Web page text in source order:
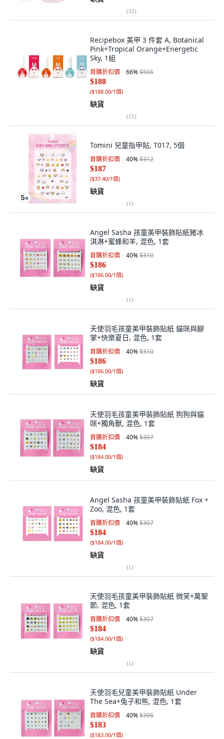
(32)
Recipebox 美甲 3 件套 A, Botanical
Pink+Tropical Orange+Energetic
Sky, 1組
首購折扣價 66%$556
$188
($188.00/1個)
缺貨
(15)
Tomini 兒童指甲貼, T017, 5個
首購折扣價 40%$312
$187
($37.40/1個)
缺貨
(1)
Angel Sasha 孩童美甲裝飾貼紙豬冰
淇淋+蜜蜂和羊, 混色, 1套
首購折扣價 40%$310
$186
($186.00/1個)
缺貨
(1)
天使羽毛孩童美甲裝飾貼紙 貓咪與腳
掌+快樂夏日, 混色, 1套
首購折扣價 40%$310
$186
($186.00/1個)
缺貨
天使羽毛孩童美甲裝飾貼紙 狗狗與貓
咪+獨角獸, 混色, 1套
首購折扣價 40%$307
$184
($184.00/1個)
缺貨
Angel Sasha 孩童美甲裝飾貼紙 Fox +
Zoo, 混色, 1套
首購折扣價 40%$307
$184
($184.00/1個)
缺貨
(1)
天使羽毛孩童美甲裝飾貼紙 微笑+萬聖
節, 混色, 1套
首購折扣價 40%$307
$184
($184.00/1個)
缺貨
(1)
天使羽毛兒童美甲裝飾貼紙 Under
The Sea+兔子和熊, 混色, 1套
首購折扣價 40%$306
$183
($183.00/1個)